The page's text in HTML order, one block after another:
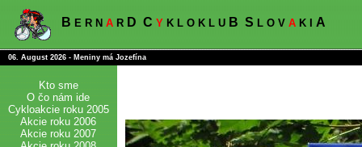
B E R N A R D C Y K L O K L U B S L O V A K I A
06. August 2026 - Meniny má Jozefína
Kto sme
O čo nám ide
Cykloakcie roku 2005
Akcie roku 2006
Akcie roku 2007